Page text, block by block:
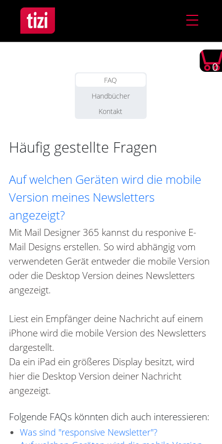
0
FAQ
Handbücher
Kontakt
Häufig gestellte Fragen
Auf welchen Geräten wird die mobile
Version meines Newsletters
angezeigt?
Mit Mail Designer 365 kannst du responive E-
Mail Designs erstellen. So wird abhängig vom
verwendeten Gerät entweder die mobile Version
oder die Desktop Version deines Newsletters
angezeigt.
Liest ein Empfänger deine Nachricht auf einem
iPhone wird die mobile Version des Newsletters
dargestellt.
Da ein iPad ein größeres Display besitzt, wird
hier die Desktop Version deiner Nachricht
angezeigt.
Folgende FAQs könnten dich auch interessieren:
Was sind "responsive Newsletter"?